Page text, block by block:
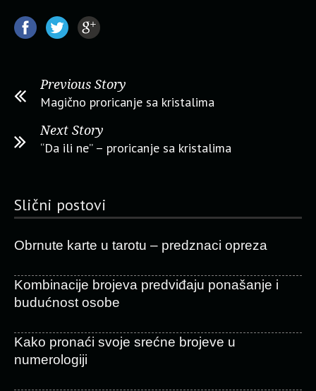
Previous Story
Magično proricanje sa kristalima
Next Story
“Da ili ne” – proricanje sa kristalima
Slični postovi
Obrnute karte u tarotu – predznaci opreza
Kombinacije brojeva predviđaju ponašanje i
budućnost osobe
Kako pronaći svoje srećne brojeve u
numerologiji